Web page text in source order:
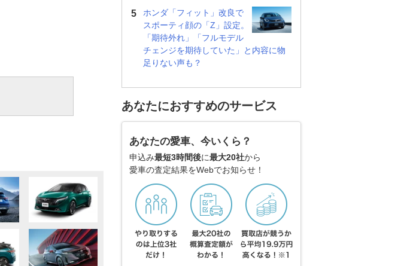
ホンダ「フィット」改良で
スポーティ顔の「Z」設定。
「期待外れ」「フルモデル
チェンジを期待していた」と内容に物
足りない声も？
あなたにおすすめのサービス
あなたの愛車、今いくら？
申込み最短3時間後に最大20社から
愛車の査定結果をWebでお知らせ！